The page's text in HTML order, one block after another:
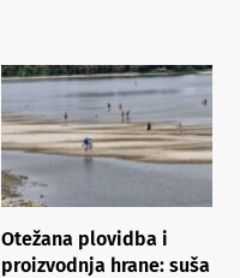
Otežana plovidba i
proizvodnja hrane: suša